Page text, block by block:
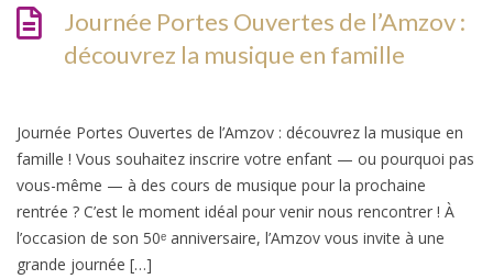
Journée Portes Ouvertes de l’Amzov :
découvrez la musique en famille
Journée Portes Ouvertes de l’Amzov : découvrez la musique en
famille ! Vous souhaitez inscrire votre enfant — ou pourquoi pas
vous-même — à des cours de musique pour la prochaine
rentrée ? C’est le moment idéal pour venir nous rencontrer ! À
l’occasion de son 50ᵉ anniversaire, l’Amzov vous invite à une
grande journée […]